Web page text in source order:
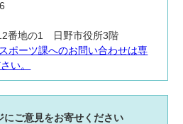
番地の1 日野市役所3階
ポーツ課へのお問い合わせは専
い。
にご意見をお寄せください